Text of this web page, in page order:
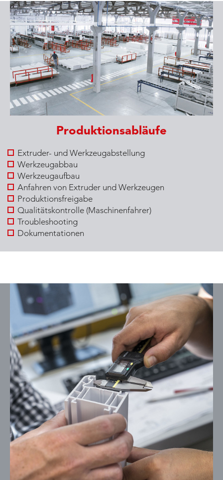
Produktionsabläufe
Extruder- und Werkzeugabstellung
Werkzeugabbau
Werkzeugaufbau
Anfahren von Extruder und Werkzeugen
Produktionsfreigabe
Qualitätskontrolle (Maschinenfahrer)
Troubleshooting
Dokumentationen